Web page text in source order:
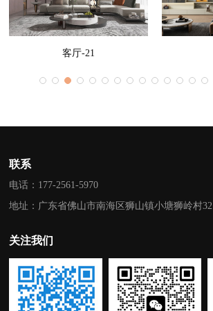
客厅-20
联系
电话：177-2561-5970
地址：广东省佛山市南海区狮山镇小塘狮岭村
关注我们